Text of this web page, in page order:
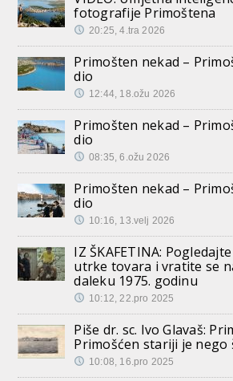
fotografije Primoštena
20:25, 4.tra 2026
Primošten nekad –
dio
12:44, 18.ožu 2026
Primošten nekad –
dio
08:35, 6.ožu 2026
Primošten nekad –
dio
10:16, 13.velj 2026
IZ ŠKAFETINA:
utrke tovara i vratite se
daleku 1975. godinu
10:12, 22.pro 2025
Piše dr. sc. Ivo Glavaš:
Primošćen stariji je nego
10:08, 16.pro 2025